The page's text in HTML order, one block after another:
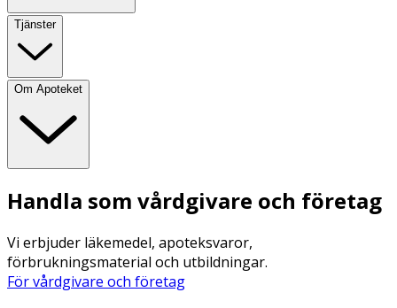
Tjänster
Om Apoteket
Handla som vårdgivare och företag
Vi erbjuder läkemedel, apoteksvaror,
förbrukningsmaterial och utbildningar.
För vårdgivare och företag